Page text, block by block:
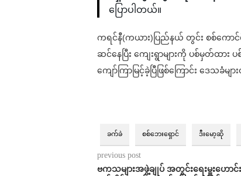
ပြောပါတယ်။
ကရင်နီ(ကယား)ပြည်နယ် တွင်း စစ်ကောင်
ဆင်နေပြီး ကျေးရွာများကို ပစ်မှတ်ထား
ကျော်ကြာမြင့်ခဲ့ပြီဖြစ်ကြောင်း ဒေသခံ
ခက်ခဲ စစ်ဘေးရှောင် ဒီးမော့ဆို
previous post
ဗကသများအဖွဲ့ချုပ် အတွင်းရေးမှူးဟောင်